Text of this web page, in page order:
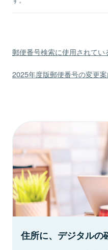
郵便番号検索に使用されてい
2025年度版郵便番号の変更
住所に、デジタルの